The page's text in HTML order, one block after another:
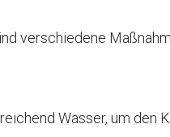
verschiedene
Wasser, um den